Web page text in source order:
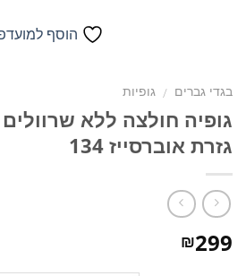
הוסף
בגדי גברים / גופיות
גופיה חולצה ללא
גזרת אוברסייז 134
₪299